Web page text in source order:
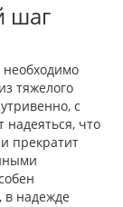
шаг
тяжелого
с
что
прекратит
в надежде